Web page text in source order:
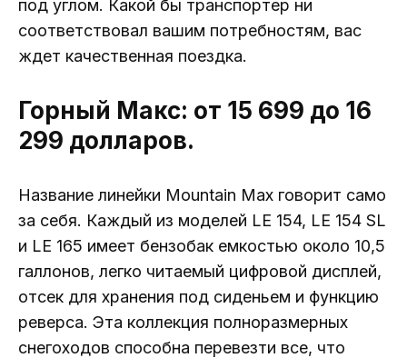
под углом. Какой бы транспортер ни
соответствовал вашим потребностям, вас
ждет качественная поездка.
Горный Макс: от 15 699 до 16
299 долларов.
Название линейки Mountain Max говорит само
за себя. Каждый из моделей LE 154, LE 154 SL
и LE 165 имеет бензобак емкостью около 10,5
галлонов, легко читаемый цифровой дисплей,
отсек для хранения под сиденьем и функцию
реверса. Эта коллекция полноразмерных
снегоходов способна перевезти все, что